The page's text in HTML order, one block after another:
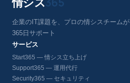
企業のIT課題を、プロの情シスチームが
365日サポート
サービス
Start365 — 情シス立ち上げ
Support365 — 運用代行
Security365 — セキュリティ